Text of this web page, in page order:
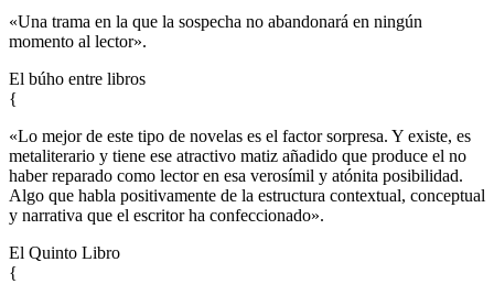
«Una trama en la que la sospecha no abandonará en ningún
momento al lector».
El búho entre libros
{
«Lo mejor de este tipo de novelas es el factor sorpresa. Y existe, es
metaliterario y tiene ese atractivo matiz añadido que produce el no
haber reparado como lector en esa verosímil y atónita posibilidad.
Algo que habla positivamente de la estructura contextual, conceptual
y narrativa que el escritor ha confeccionado».
El Quinto Libro
{